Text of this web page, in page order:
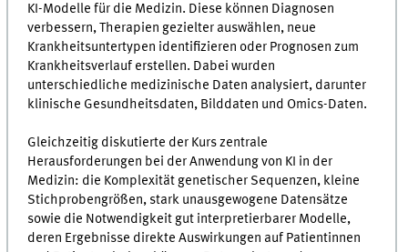
KI-Modelle für die Medizin. Diese können Diagnosen
verbessern, Therapien gezielter auswählen, neue
Krankheitsuntertypen identifizieren oder Prognosen zum
Krankheitsverlauf erstellen. Dabei wurden
unterschiedliche medizinische Daten analysiert, darunter
klinische Gesundheitsdaten, Bilddaten und Omics-Daten.
Gleichzeitig diskutierte der Kurs zentrale
Herausforderungen bei der Anwendung von KI in der
Medizin: die Komplexität genetischer Sequenzen, kleine
Stichprobengrößen, stark unausgewogene Datensätze
sowie die Notwendigkeit gut interpretierbarer Modelle,
deren Ergebnisse direkte Auswirkungen auf Patientinnen